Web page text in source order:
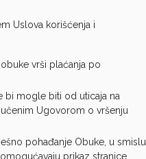
Uslova korišćenja i
vrši plaćanja po
bi mogle biti od uticaja na
Ugovorom o vršenju
pohađanje Obuke, u smislu
prikaz stranice,